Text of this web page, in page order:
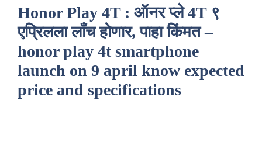
Honor Play 4T : ऑनर प्ले 4T ९
एप्रिलला लाँच होणार, पाहा किंमत –
honor play 4t smartphone
launch on 9 april know expected
price and specifications